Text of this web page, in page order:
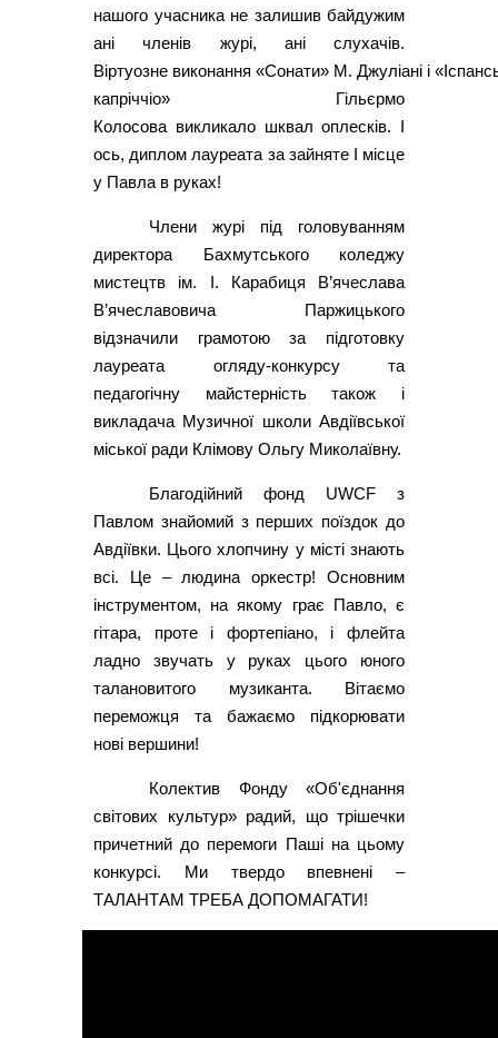
нашого учасника не залишив байдужим
ані членів журі, ані слухачів.
Віртуозне виконання «Сонати» М. Джуліані і
капріччіо» Гільєрмо
Колосова викликало шквал оплесків. І
ось, диплом лауреата за зайняте І місце
у Павла в руках!
Члени журі під головуванням
директора Бахмутського коледжу
мистецтв ім. І. Карабиця В’ячеслава
В’ячеславовича Паржицького
відзначили грамотою за підготовку
лауреата огляду-конкурсу та
педагогічну майстерність також і
викладача Музичної школи Авдіївської
міської ради Клімову Ольгу Миколаївну.
Благодійний фонд UWCF з
Павлом знайомий з перших поїздок до
Авдіївки. Цього хлопчину у місті знають
всі. Це – людина оркестр! Основним
інструментом, на якому грає Павло, є
гітара, проте і фортепіано, і флейта
ладно звучать у руках цього юного
талановитого музиканта. Вітаємо
переможця та бажаємо підкорювати
нові вершини!
Колектив Фонду «Об'єднання
світових культур» радий, що трішечки
причетний до перемоги Паші на цьому
конкурсі. Ми твердо впевнені –
ТАЛАНТАМ ТРЕБА ДОПОМАГАТИ!